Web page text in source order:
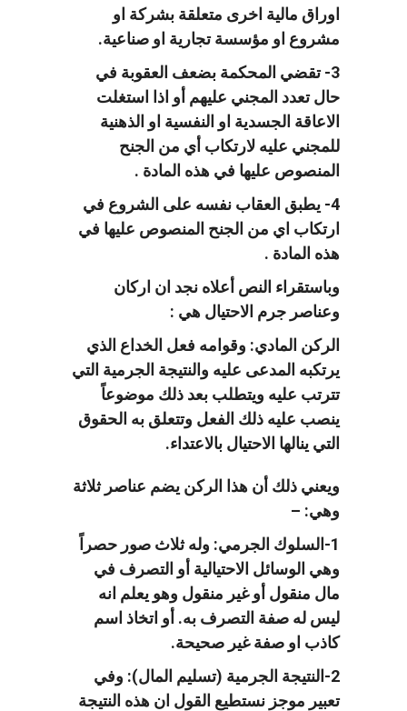
اوراق مالية اخرى متعلقة بشركة او
مشروع او مؤسسة تجارية او صناعية.
3- تقضي المحكمة بضعف العقوبة في
حال تعدد المجني عليهم أو اذا استغلت
الاعاقة الجسدية او النفسية او الذهنية
للمجني عليه لارتكاب أي من الجنح
المنصوص عليها في هذه المادة .
4- يطبق العقاب نفسه على الشروع في
ارتكاب اي من الجنح المنصوص عليها في
هذه المادة .
وباستقراء النص أعلاه نجد ان اركان
وعناصر جرم الاحتيال هي :
الركن المادي: وقوامه فعل الخداع الذي
يرتكبه المدعى عليه والنتيجة الجرمية التي
تترتب عليه ويتطلب بعد ذلك موضوعاً
ينصب عليه ذلك الفعل وتتعلق به الحقوق
التي ينالها الاحتيال بالاعتداء.
ويعني ذلك أن هذا الركن يضم عناصر ثلاثة
وهي: –
1-السلوك الجرمي: وله ثلاث صور حصراً
وهي الوسائل الاحتيالية أو التصرف في
مال منقول أو غير منقول وهو يعلم انه
ليس له صفة التصرف به. أو اتخاذ اسم
كاذب او صفة غير صحيحة.
2-النتيجة الجرمية (تسليم المال): وفي
تعبير موجز نستطيع القول ان هذه النتيجة